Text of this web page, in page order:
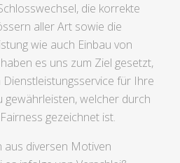
die korrekte
aller Art sowie die
wie auch Einbau von
es uns zum Ziel gesetzt,
für Ihre
gewährleisten, welcher durch
gezeichnet ist.
aus diversen Motiven